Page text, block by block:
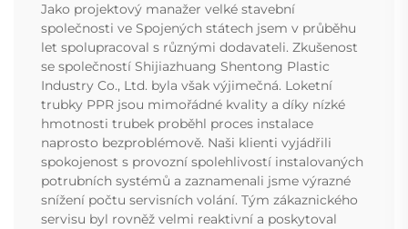
Jako projektový manažer velké stavební
společnosti ve Spojených státech jsem v průběhu
let spolupracoval s různými dodavateli. Zkušenost
se společností Shijiazhuang Shentong Plastic
Industry Co., Ltd. byla však výjimečná. Loketní
trubky PPR jsou mimořádné kvality a díky nízké
hmotnosti trubek proběhl proces instalace
naprosto bezproblémově. Naši klienti vyjádřili
spokojenost s provozní spolehlivostí instalovaných
potrubních systémů a zaznamenali jsme výrazné
snížení počtu servisních volání. Tým zákaznického
servisu byl rovněž velmi reaktivní a poskytoval